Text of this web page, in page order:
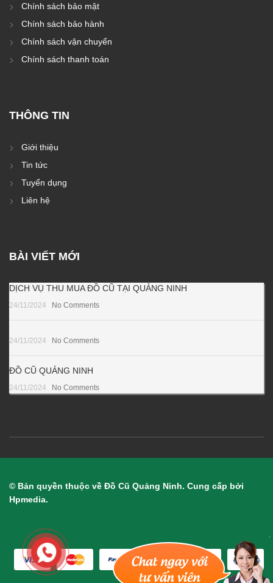
Chính sách bảo mật
Chính sách bảo hành
Chính sách vận chuyển
Chính sách thanh toán
THÔNG TIN
Giới thiệu
Tin tức
Tuyển dụng
Liên hệ
BÀI VIẾT MỚI
DỊCH VỤ THU MUA ĐỒ CŨ TẠI QUẢNG NINH
24/11/2024 No Comments
24/11/2024 No Comments
ĐỒ CŨ QUẢNG NINH
24/11/2024 No Comments
© Bản quyền thuộc về Đồ Cũ Quảng Ninh. Cung cấp bởi
Hpmedia.